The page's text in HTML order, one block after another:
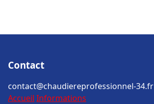
Contact
contact@chaudiereprofessionnel-34.fr
Accueil Informations